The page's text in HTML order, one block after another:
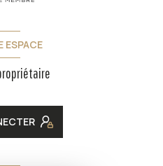
ESPACE